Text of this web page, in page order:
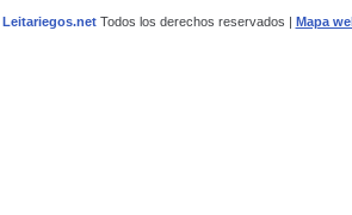
Leitariegos.netTodos los derechos reservados | Mapa